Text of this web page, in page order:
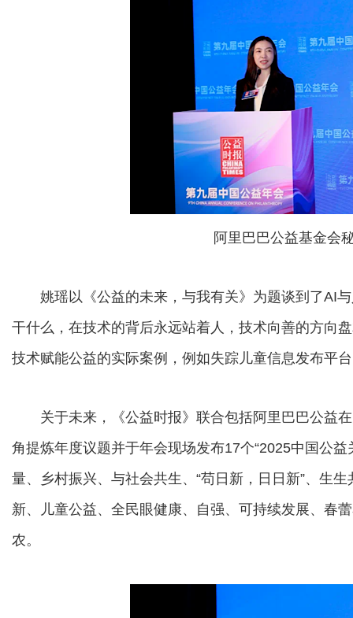
阿里巴巴公益基金会
姚瑶以《公益的未来，与我有关》为题谈到了AI与
干什么，在技术的背后永远站着人，技术向善的方向
技术赋能公益的实际案例，例如失踪儿童信息发布平
关于未来，《公益时报》联合包括阿里巴巴公益在
角提炼年度议题并于年会现场发布17个“2025中国公
量、乡村振兴、与社会共生、“苟日新，日日新”、生
新、儿童公益、全民眼健康、自强、可持续发展、春
农。